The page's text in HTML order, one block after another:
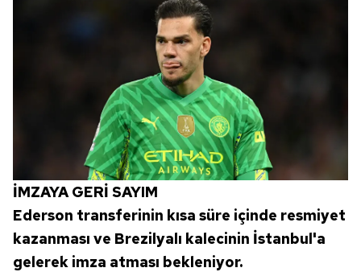
İMZAYA GERİ SAYIM
Ederson transferinin kısa süre içinde resmiyet
kazanması ve Brezilyalı kalecinin İstanbul'a
gelerek imza atması bekleniyor.